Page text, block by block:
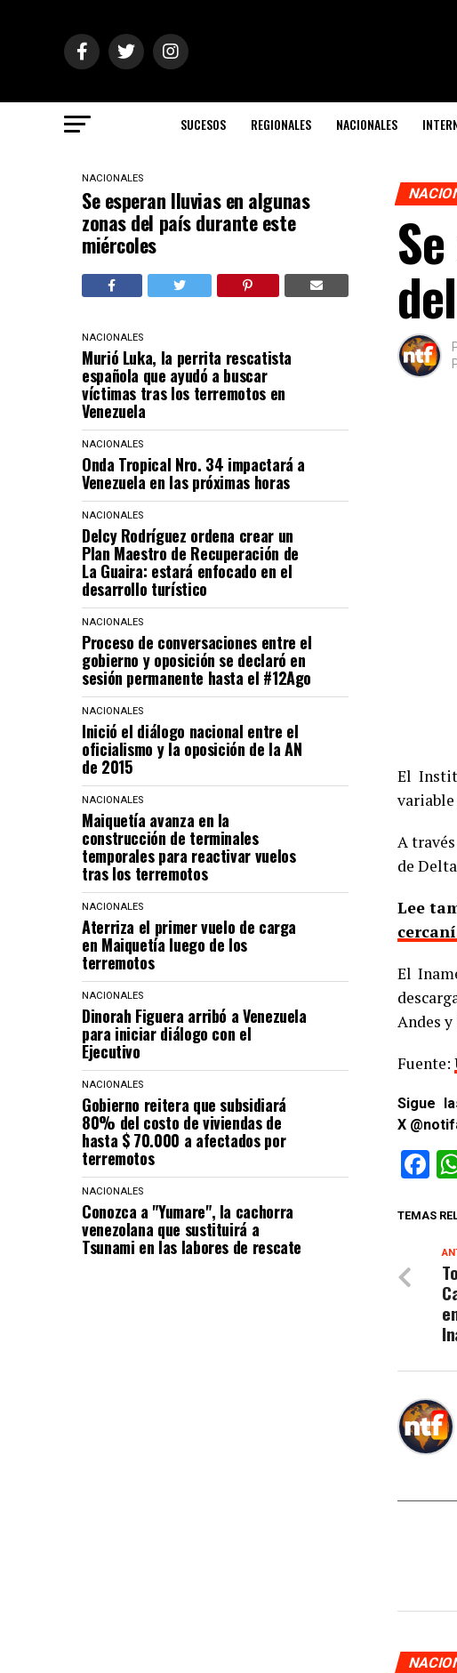
SUCESOS REGIONALES NACIONALES
NACIONALES
Se esperan lluvias en algunas
zonas del país durante este
miércoles
NACIONALES
Murió Luka, la perrita rescatista
española que ayudó a buscar
víctimas tras los terremotos en
Venezuela
NACIONALES
Onda Tropical Nro. 34 impactará a
Venezuela en las próximas horas
NACIONALES
Delcy Rodríguez ordena crear un
Plan Maestro de Recuperación de
La Guaira: estará enfocado en el
desarrollo turístico
NACIONALES
Proceso de conversaciones entre el
gobierno y oposición se declaró en
sesión permanente hasta el #12Ago
NACIONALES
Inició el diálogo nacional entre el
oficialismo y la oposición de la AN
de 2015
NACIONALES
Maiquetía avanza en la
construcción de terminales
temporales para reactivar vuelos
tras los terremotos
NACIONALES
Aterriza el primer vuelo de carga
en Maiquetía luego de los
terremotos
NACIONALES
Dinorah Figuera arribó a Venezuela
para iniciar diálogo con el
Ejecutivo
NACIONALES
Gobierno reitera que subsidiará
80% del costo de viviendas de
hasta $ 70.000 a afectados por
terremotos
NACIONALES
Conozca a "Yumare", la cachorra
venezolana que sustituirá a
Tsunami en las labores de rescate
El
A
de
Lee
El
Andes
Fuente:
Sigue
X
TEMAS